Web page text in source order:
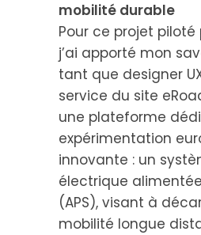
mobilité durable
Pour ce projet piloté
j’ai apporté mon
tant que designer
service du site
une plateforme
expérimentation
innovante : un
électrique
(APS), visant à
mobilité longue